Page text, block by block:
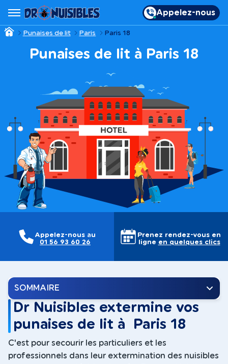
Appelez-nous
Punaises de lit Paris Paris 18
Punaises de lit à Paris 18
Appelez-nous au
01 56 93 60 26
Prenez rendez-vous en
ligne en quelques clics
SOMMAIRE
Dr Nuisibles extermine vos
punaises de lit à Paris 18
C'est pour secourir les particuliers et les
professionnels dans leur extermination des nuisibles